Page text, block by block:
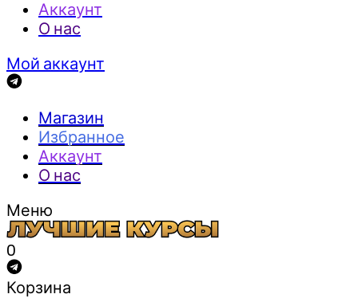
Аккаунт
О нас
Мой аккаунт
Магазин
Избранное
Аккаунт
О нас
Меню
0
Корзина